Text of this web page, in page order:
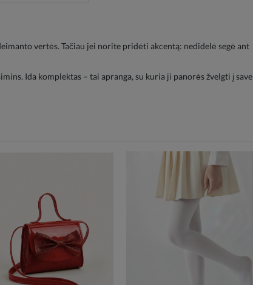
vertės. Tačiau jei norite pridėti akcentą: nedidelė segė ant
Ida komplektas – tai apranga, su kuria ji panorės žvelgti į save